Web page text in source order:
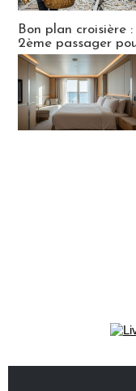
Bon plan croisière
2ème passager